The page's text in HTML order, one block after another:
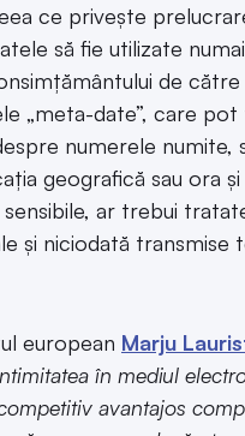
ce privește
să fie utilizate
de către
„meta-date”, care pot
numerele numite,
geografică sau ora
ar trebui
și niciodată transmise
european Marju
în mediul
avantajos